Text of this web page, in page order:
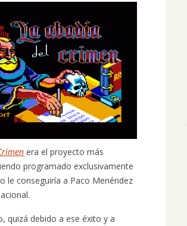
era el proyecto más
programado exclusivamente
le conseguiría a Paco Menéndez
quizá debido a ese éxito y a